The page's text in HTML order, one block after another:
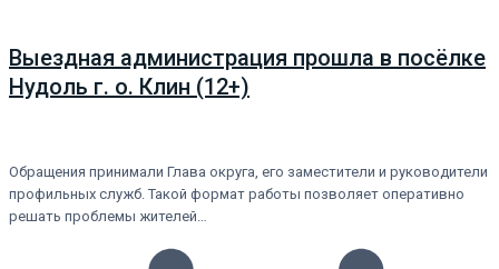
Выездная администрация прошла в посёлке
Нудоль г. о. Клин (12+)
Обращения принимали Глава округа, его заместители и руководители
профильных служб. Такой формат работы позволяет оперативно
решать проблемы жителей…